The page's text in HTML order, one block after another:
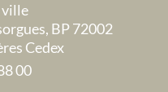
BP 72002
Cedex
00